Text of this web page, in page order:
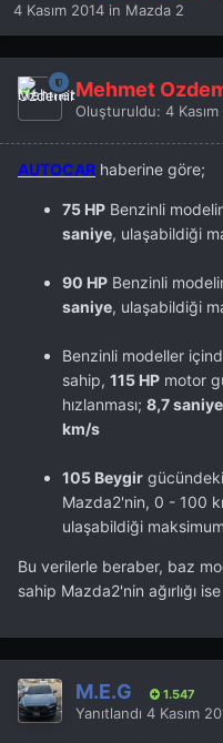
4 Kasım 2014 in Mazda 2
Mehmet
Oluşturuldu: 4
AUTOCAR haberine göre;
75 HP Benzinli
saniye, ulaşabildiği
90 HP Benzinli
saniye, ulaşabildiği
Benzinli modeller
sahip, 115 HP motor
hızlanması; 8,7 saniye
km/s
105 Beygir
Mazda2'nin, 0 - 100
ulaşabildiği
Bu verilerle beraber, baz
sahip Mazda2'nin ağırlığı
M.E.G 1.547
Yanıtlandı 4 Kasım